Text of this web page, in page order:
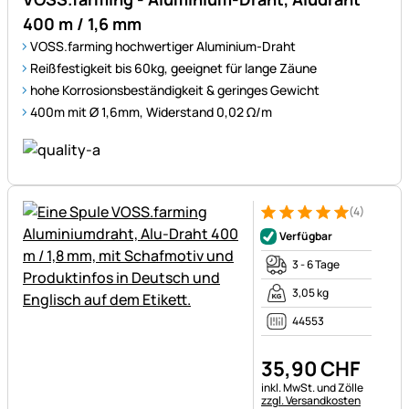
400 m / 1,6 mm
VOSS.farming hochwertiger Aluminium-Draht
Reißfestigkeit bis 60kg, geeignet für lange Zäune
hohe Korrosionsbeständigkeit & geringes Gewicht
400m mit Ø 1,6mm, Widerstand 0,02 Ω/m
Bewertung: 5 von 5 (4
4 Bewertungen
(4)
Verfügbar
3 - 6 Tage
3,05 kg
44553
35,90CHF
Steuerhinweis:
inkl. MwSt. und Zölle
zzgl. Versandkosten